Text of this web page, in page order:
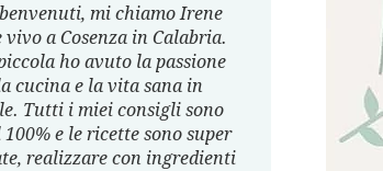
mi chiamo Irene
a Cosenza in Calabria.
ho avuto la passione
cucina e la vita sana in
Tutti i miei consigli sono
e le ricette sono super
realizzare con ingredienti